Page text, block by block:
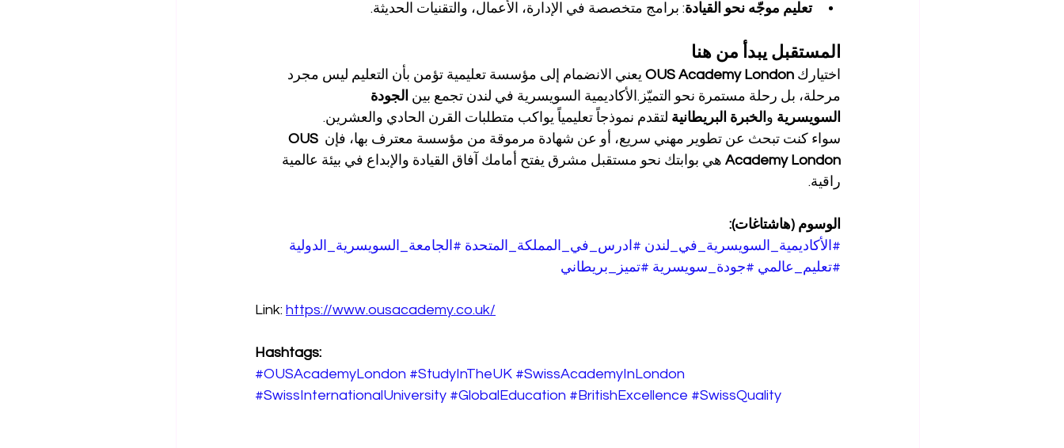
تعليم موجّه نحو القيادة: برامج متخصصة في الإدارة، الأعمال، والتقنيات الحديثة.
المستقبل يبدأ من هنا
اختيارك OUS Academy London يعني الانضمام إلى مؤسسة تعليمية تؤمن بأن التعليم ليس مجرد
مرحلة، بل رحلة مستمرة نحو التميّز.الأكاديمية السويسرية في لندن تجمع بين الجودة
السويسرية و الخبرة البريطانية لتقدم نموذجاً تعليمياً يواكب متطلبات القرن الحادي والعشرين.
سواء كنت تبحث عن تطوير مهني سريع، أو عن شهادة مرموقة من مؤسسة معترف بها، فإن OUS
Academy London هي بوابتك نحو مستقبل مشرق يفتح أمامك آفاق القيادة والإبداع في بيئة عالمية
راقية.
الوسوم (هاشتاغات):
#الأكاديمية_السويسرية_في_لندن #ادرس_في_المملكة_المتحدة #الجامعة_السويسرية_الدولية
#تعليم_عالمي #جودة_سويسرية #تميز_بريطاني
Link: https://www.ousacademy.co.uk/
Hashtags:
#OUSAcademyLondon #StudyInTheUK #SwissAcademyInLondon
#SwissInternationalUniversity #GlobalEducation #BritishExcellence #SwissQuality